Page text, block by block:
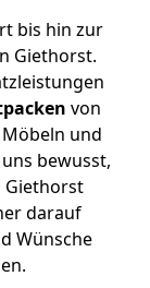
bis hin zur
Giethorst.
von
und
bewusst,
Giethorst
darauf
Wünsche